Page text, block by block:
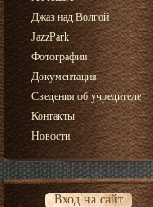
Джаз над Волгой
JazzPark
Фотографии
Документация
Сведения об учредителе
Контакты
Новости
Вход на сайт